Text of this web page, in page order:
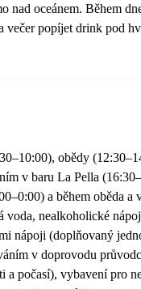
nad oceánem. Během
večer popíjet drink pod
obědy
v baru La Pella
a během oběda a
nealkoholické
nápoji (doplňovaný
v doprovodu
a počasí), vybavení pro